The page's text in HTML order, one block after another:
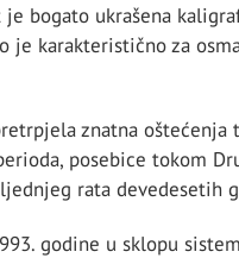
je bogato ukrašena
je karakteristično za
znatna
posebice tokom
rata devedesetih
godine u sklopu